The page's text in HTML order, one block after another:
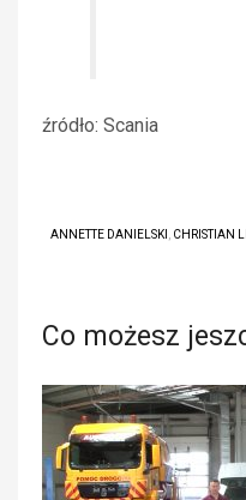
źródło: Scania
ANNETTE DANIELSKI
CHRISTIAN
Co możesz